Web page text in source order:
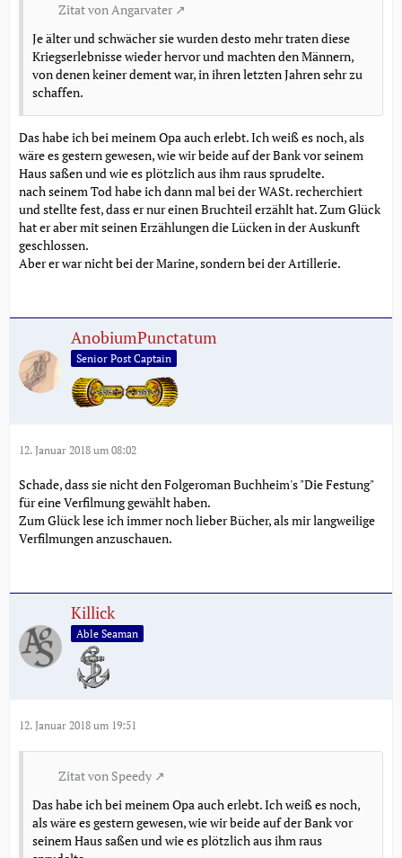
Zitat von Angarvater
Je älter und schwächer sie wurden desto mehr traten diese
Kriegserlebnisse wieder hervor und machten den Männern,
von denen keiner dement war, in ihren letzten Jahren sehr zu
schaffen.
Das habe ich bei meinem Opa auch erlebt. Ich weiß es noch, als
wäre es gestern gewesen, wie wir beide auf der Bank vor seinem
Haus saßen und wie es plötzlich aus ihm raus sprudelte.
nach seinem Tod habe ich dann mal bei der WASt. recherchiert
und stellte fest, dass er nur einen Bruchteil erzählt hat. Zum Glück
hat er aber mit seinen Erzählungen die Lücken in der Auskunft
geschlossen.
Aber er war nicht bei der Marine, sondern bei der Artillerie.
AnobiumPunctatum
Senior Post Captain
12. Januar 2018 um 08:02
Schade, dass sie nicht den Folgeroman Buchheim's "Die Festung"
für eine Verfilmung gewählt haben.
Zum Glück lese ich immer noch lieber Bücher, als mir langweilige
Verfilmungen anzuschauen.
Killick
Able Seaman
12. Januar 2018 um 19:51
Zitat von Speedy
Das habe ich bei meinem Opa auch erlebt. Ich weiß es noch,
als wäre es gestern gewesen, wie wir beide auf der Bank vor
seinem Haus saßen und wie es plötzlich aus ihm raus